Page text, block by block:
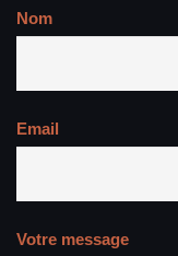
Nom
Email
Votre message